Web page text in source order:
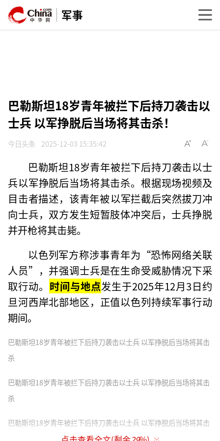
军事
巴勒斯坦18岁青年被拦下后持刀袭击以
士兵 以军挣脱后当场将其击杀！
今日头条 2025-12-03 15:35:42
巴勒斯坦18岁青年被拦下后持刀袭击以士
兵以军挣脱后当场将其击杀。根据现场视频及
目击者描述，该青年被‌以军拦截后突然拔刀冲
向士兵，双方发生短暂肢体冲突后，士兵挣脱
并开枪将其击毙。‌‌
以色列军方称涉事青年为“‌恐怖网络关联
人员”，并强调士兵是在生命受威胁情况下采
取行动。‌‌ 时间与地点发生于2025年12月3日约
旦河西岸北部地区，正值以色列持续军事行动
期间。‌‌
巴勒斯坦18岁青年被拦下后持刀袭击以士兵 以军挣脱后当场将其击
杀
巴勒斯坦18岁青年被拦下后持刀袭击以士兵 以军挣脱后当场将其击
杀
巴勒斯坦18岁青年被拦下后持刀袭击以士兵 以军挣脱后当场将其击